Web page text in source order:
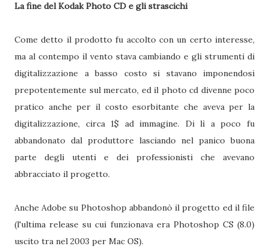
La fine del Kodak Photo CD e gli strascichi
Come detto il prodotto fu accolto con un certo interesse,
ma al contempo il vento stava cambiando e gli strumenti di
digitalizzazione a basso costo si stavano imponendosi
prepotentemente sul mercato, ed il photo cd divenne poco
pratico anche per il costo esorbitante che aveva per la
digitalizzazione, circa 1$ ad immagine. Di lì a poco fu
abbandonato dal produttore lasciando nel panico buona
parte degli utenti e dei professionisti che avevano
abbracciato il progetto.
Anche Adobe su Photoshop abbandonò il progetto ed il file
(l'ultima release su cui funzionava era Photoshop CS (8.0)
uscito tra nel 2003 per Mac OS).